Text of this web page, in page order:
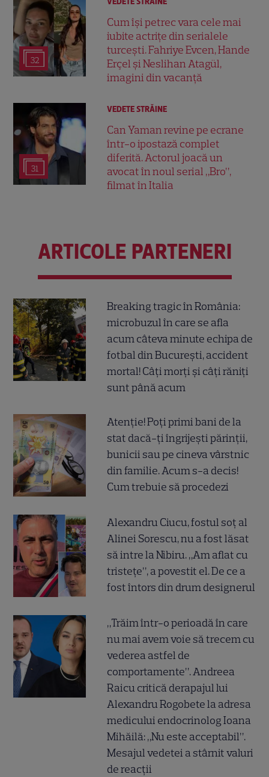
32
Cum își petrec vara cele mai
iubite actrițe din serialele
turcești. Fahriye Evcen, Hande
Erçel și Neslihan Atagül,
imagini din vacanță
31
VEDETE STRĂINE
Can Yaman revine pe ecrane
într-o ipostază complet
diferită. Actorul joacă un
avocat în noul serial „Bro”,
filmat în Italia
ARTICOLE PARTENERI
Breaking tragic în România:
microbuzul în care se afla
acum câteva minute echipa de
fotbal din București, accident
mortal! Câți morți și câți răniți
sunt până acum
Atenție! Poți primi bani de la
stat dacă-ți îngrijești părinții,
bunicii sau pe cineva vârstnic
din familie. Acum s-a decis!
Cum trebuie să procedezi
Alexandru Ciucu, fostul soț al
Alinei Sorescu, nu a fost lăsat
să intre la Nibiru. „Am aflat cu
tristețe”, a povestit el. De ce a
fost întors din drum designerul
„Trăim într-o perioadă în care
nu mai avem voie să trecem cu
vederea astfel de
comportamente”. Andreea
Raicu critică derapajul lui
Alexandru Rogobete la adresa
medicului endocrinolog Ioana
Mihăilă: „Nu este acceptabil”.
Mesajul vedetei a stârnit valuri
de reacții